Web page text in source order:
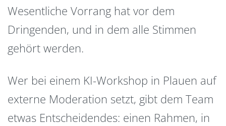
Wesentliche Vorrang hat vor dem
Dringenden, und in dem alle Stimmen
gehört werden.
Wer bei einem KI-Workshop in Plauen auf
externe Moderation setzt, gibt dem Team
etwas Entscheidendes: einen Rahmen, in